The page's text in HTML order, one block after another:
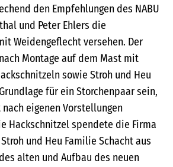
den Empfehlungen des NABU
und Peter Ehlers die
Weidengeflecht versehen. Der
Montage auf dem Mast mit
sowie Stroh und Heu
für ein Storchenpaar sein,
eigenen Vorstellungen
Hackschnitzel spendete die Firma
und Heu Familie Schacht aus
alten und Aufbau des neuen